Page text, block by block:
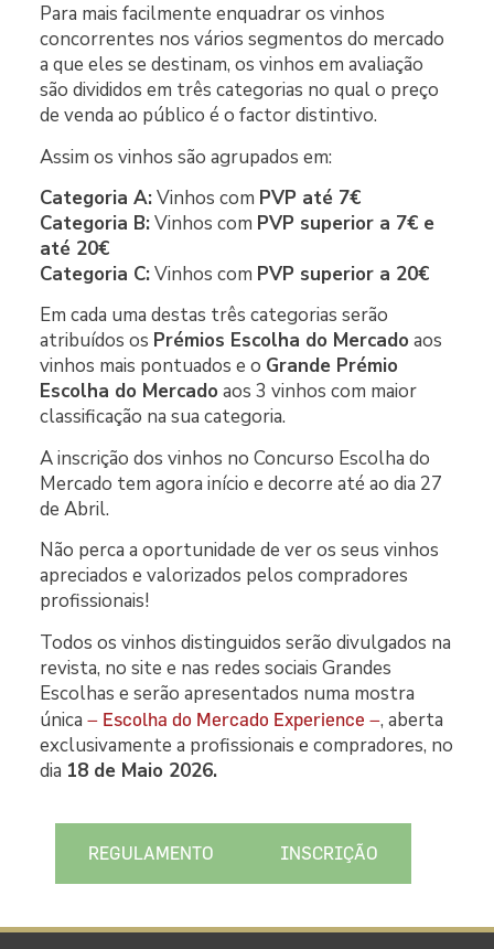
Para mais facilmente enquadrar os vinhos
concorrentes nos vários segmentos do mercado
a que eles se destinam, os vinhos em avaliação
são divididos em três categorias no qual o preço
de venda ao público é o factor distintivo.
Assim os vinhos são agrupados em:
Categoria A:Vinhos com PVP até 7€
Categoria B:Vinhos com PVP superior a 7€ e
até 20€
Categoria C:Vinhos com PVP superior a 20€
Em cada uma destas três categorias serão
atribuídos os Prémios Escolha do Mercado aos
vinhos mais pontuados e o Grande Prémio
Escolha do Mercado aos 3 vinhos com maior
classificação na sua categoria.
A inscrição dos vinhos no Concurso Escolha do
Mercado tem agora início e decorre até ao dia 27
de Abril.
Não perca a oportunidade de ver os seus vinhos
apreciados e valorizados pelos compradores
profissionais!
Todos os vinhos distinguidos serão divulgados na
revista, no site e nas redes sociais Grandes
Escolhas e serão apresentados numa mostra
única – Escolha do Mercado Experience –, aberta
exclusivamente a profissionais e compradores, no
dia 18 de Maio 2026.
REGULAMENTO INSCRIÇÃO